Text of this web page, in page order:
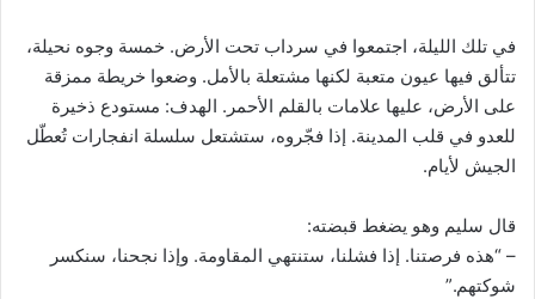
في تلك الليلة، اجتمعوا في سرداب تحت الأرض. خمسة وجوه نحيلة،
تتألق فيها عيون متعبة لكنها مشتعلة بالأمل. وضعوا خريطة ممزقة
على الأرض، عليها علامات بالقلم الأحمر. الهدف: مستودع ذخيرة
للعدو في قلب المدينة. إذا فجّروه، ستشتعل سلسلة انفجارات تُعطّل
الجيش لأيام.
قال سليم وهو يضغط قبضته:
– “هذه فرصتنا. إذا فشلنا، ستنتهي المقاومة. وإذا نجحنا، سنكسر
شوكتهم.”